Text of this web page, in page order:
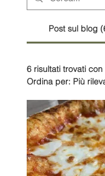
Post sul blog
6 risultati trovati
Ordina per: Più